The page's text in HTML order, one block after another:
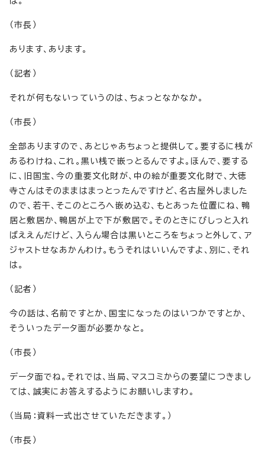
（市長）
あります、あります。
（記者）
それが何もないっていうのは、ちょっとなかなか。
（市長）
全部ありますので、あとじゃあちょっと提供して。要するに桟が
あるわけね、これ。黒い桟で嵌っとるんですよ。ほんで、要する
に、旧国宝、今の重要文化財が、中の絵が重要文化財で、大徳
寺さんはそのままはまっとったんですけど、名古屋外しました
ので、若干、そこのところへ嵌め込む、もとあった位置にね、鴨
居と敷居か、鴨居が上で下が敷居で。そのときにぴしっと入れ
ばええんだけど、入らん場合は黒いところをちょっと外して、ア
ジャストせなあかんわけ。もうそれはいいんですよ、別に、それ
は。
（記者）
今の話は、名前ですとか、国宝になったのはいつかですとか、
そういったデータ面が必要かなと。
（市長）
データ面でね。それでは、当局、マスコミからの要望につきまし
ては、誠実にお答えするようにお願いしますわ。
（当局：資料一式出させていただきます。）
（市長）